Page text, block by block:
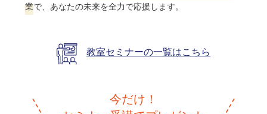
業で、あなたの未来を全力で応援します。
教室セミナーの一覧はこちら
今だけ！